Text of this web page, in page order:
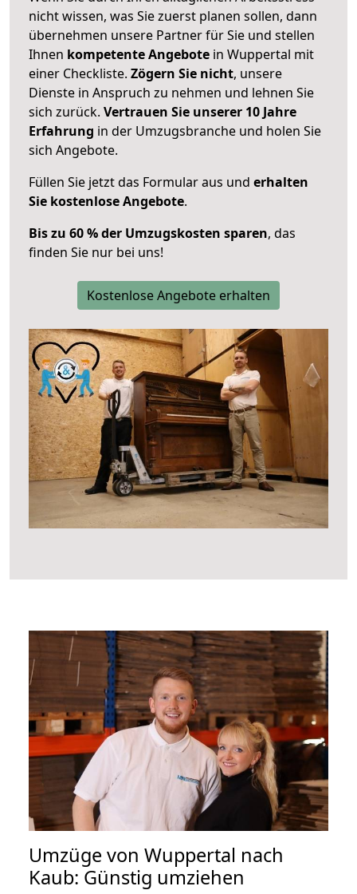
nicht wissen, was Sie zuerst planen sollen, dann
übernehmen unsere Partner für Sie und stellen
Ihnen kompetente Angebote in Wuppertal mit
einer Checkliste. Zögern Sie nicht, unsere
Dienste in Anspruch zu nehmen und lehnen Sie
sich zurück. Vertrauen Sie unserer 10 Jahre
Erfahrung in der Umzugsbranche und holen Sie
sich Angebote.
Füllen Sie jetzt das Formular aus und erhalten
Sie kostenlose Angebote.
Bis zu 60 % der Umzugskosten sparen, das
finden Sie nur bei uns!
Kostenlose Angebote erhalten
Umzüge von Wuppertal nach
Kaub: Günstig umziehen